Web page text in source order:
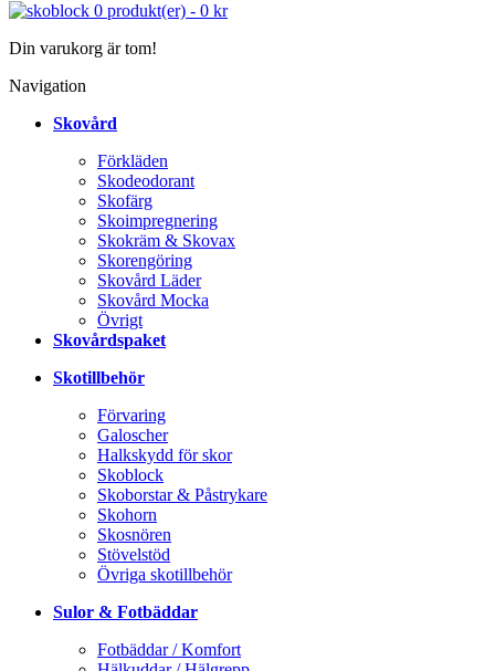
0 produkt(er) - 0 kr
Din varukorg är tom!
Navigation
Skovård
Förkläden
Skodeodorant
Skofärg
Skoimpregnering
Skokräm & Skovax
Skorengöring
Skovård Läder
Skovård Mocka
Övrigt
Skovårdspaket
Skotillbehör
Förvaring
Galoscher
Halkskydd för skor
Skoblock
Skoborstar & Påstrykare
Skohorn
Skosnören
Stövelstöd
Övriga skotillbehör
Sulor & Fotbäddar
Fotbäddar / Komfort